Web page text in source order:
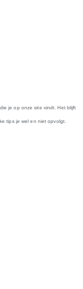
je op onze site vindt. Het blijft
tips je wel en niet opvolgt.